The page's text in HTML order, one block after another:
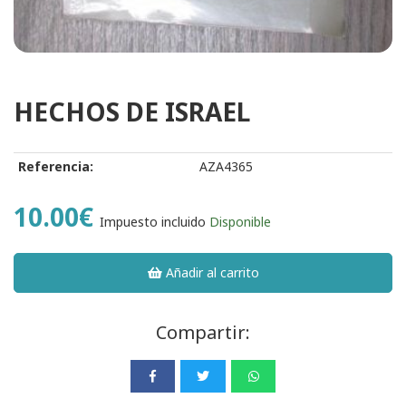
HECHOS DE ISRAEL
Referencia: AZA4365
10.00€ Impuesto incluido Disponible
Añadir al carrito
Compartir: